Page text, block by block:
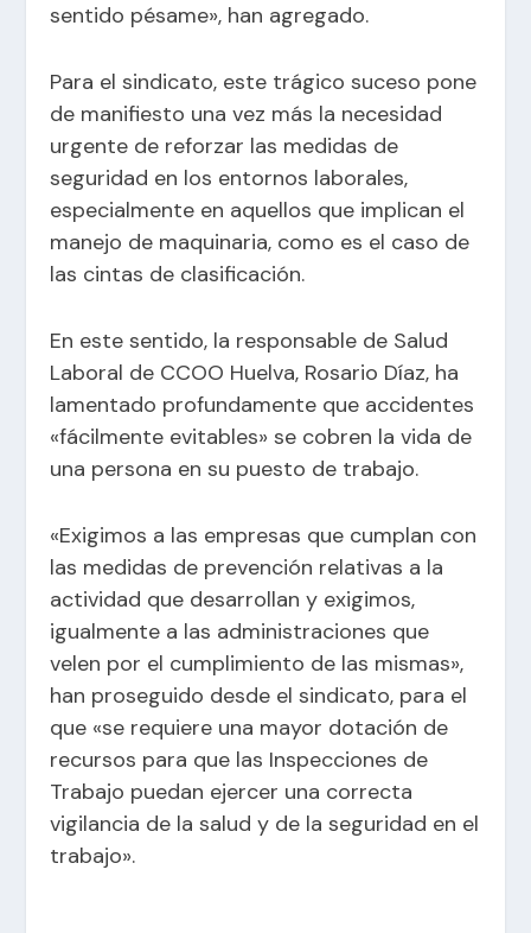
sentido pésame», han agregado.
Para el sindicato, este trágico suceso pone
de manifiesto una vez más la necesidad
urgente de reforzar las medidas de
seguridad en los entornos laborales,
especialmente en aquellos que implican el
manejo de maquinaria, como es el caso de
las cintas de clasificación.
En este sentido, la responsable de Salud
Laboral de CCOO Huelva, Rosario Díaz, ha
lamentado profundamente que accidentes
«fácilmente evitables» se cobren la vida de
una persona en su puesto de trabajo.
«Exigimos a las empresas que cumplan con
las medidas de prevención relativas a la
actividad que desarrollan y exigimos,
igualmente a las administraciones que
velen por el cumplimiento de las mismas»,
han proseguido desde el sindicato, para el
que «se requiere una mayor dotación de
recursos para que las Inspecciones de
Trabajo puedan ejercer una correcta
vigilancia de la salud y de la seguridad en el
trabajo».